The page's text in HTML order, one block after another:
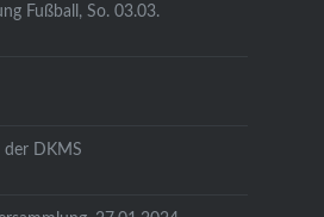
Fußball, So. 03.03.
der DKMS